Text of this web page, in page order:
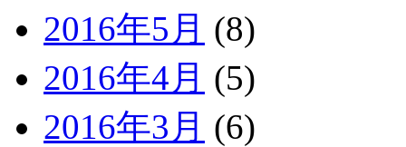
2016年5月 (8)
2016年4月 (5)
2016年3月 (6)